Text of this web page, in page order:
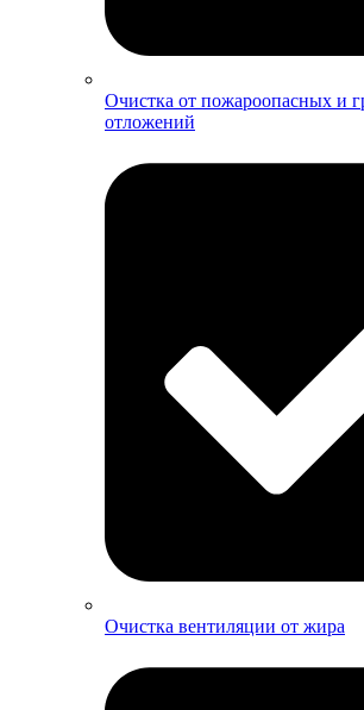
Очистка от пожароопасных и
отложений
Очистка вентиляции от жира